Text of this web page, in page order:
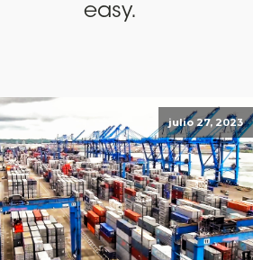
easy.
julio 27, 2023